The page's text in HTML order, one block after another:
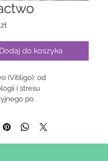
Cena
Dodaj do koszyka
(Vitiligo): od
i stresu
po
– współczesne
w świetle